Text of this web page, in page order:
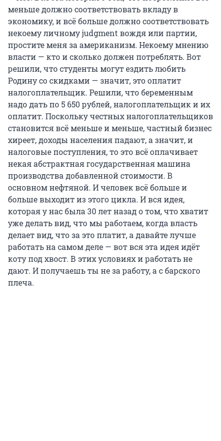
меньше должно соответствовать вкладу в
экономику, и всё больше должно соответствовать
некоему личному judgment вождя или партии,
простите меня за американизм. Некоему мнению
власти — кто и сколько должен потреблять. Вот
решили, что студенты могут ездить любить
Родину со скидками — значит, это оплатит
налогоплательщик. Решили, что беременным
надо дать по 5 650 рублей, налогоплательщик и их
оплатит. Поскольку честных налогоплательщиков
становится всё меньше и меньше, частный бизнес
хиреет, доходы населения падают, а значит, и
налоговые поступления, то это всё оплачивает
некая абстрактная государственная машина
производства добавленной стоимости. В
основном нефтяной. И человек всё больше и
больше выходит из этого цикла. И вся идея,
которая у нас была 30 лет назад о том, что хватит
уже делать вид, что мы работаем, когда власть
делает вид, что за это платит, а давайте лучше
работать на самом деле — вот вся эта идея идёт
коту под хвост. В этих условиях и работать не
дают. И получаешь ты не за работу, а с барского
плеча.